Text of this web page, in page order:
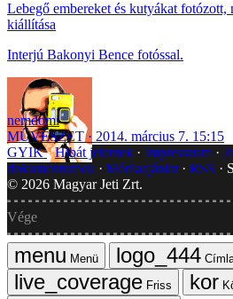
Lebegő embereket és kutyákat
kiállítása
Interjú Bakonyi Bence fotóssal.
nemdomi
MŰVÉSZET
2014. március 7. 15:15
GYIK Hibát jelentek Impresszum
dokumentumok
Médiaajánlat RSS
© 2026 Magyar Jeti Zrt.
Vége
Menü
Friss